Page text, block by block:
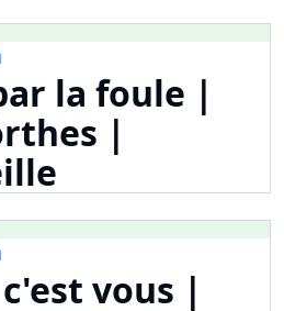
la foule |
|
vous |